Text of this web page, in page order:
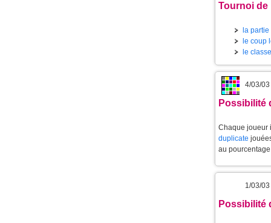
Tournoi de
la partie
le coup
le
4/03/
Possibilité
Chaque joueur
duplicate
au
1/03/
Possibilité